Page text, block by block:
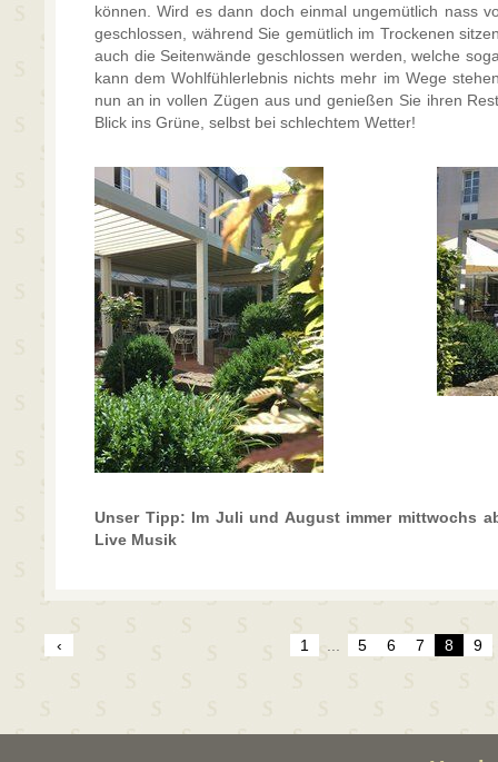
können. Wird es dann doch einmal ungemütlich nass
geschlossen, während Sie gemütlich im Trockenen
auch die Seitenwände geschlossen werden, welche
kann dem Wohlfühlerlebnis nichts mehr im Wege
nun an in vollen Zügen aus und genießen Sie ihren
Blick ins Grüne, selbst bei schlechtem Wetter!
Unser Tipp: Im Juli und August immer mittwochs
Live Musik
‹ 1 ... 5 6 7 8 9